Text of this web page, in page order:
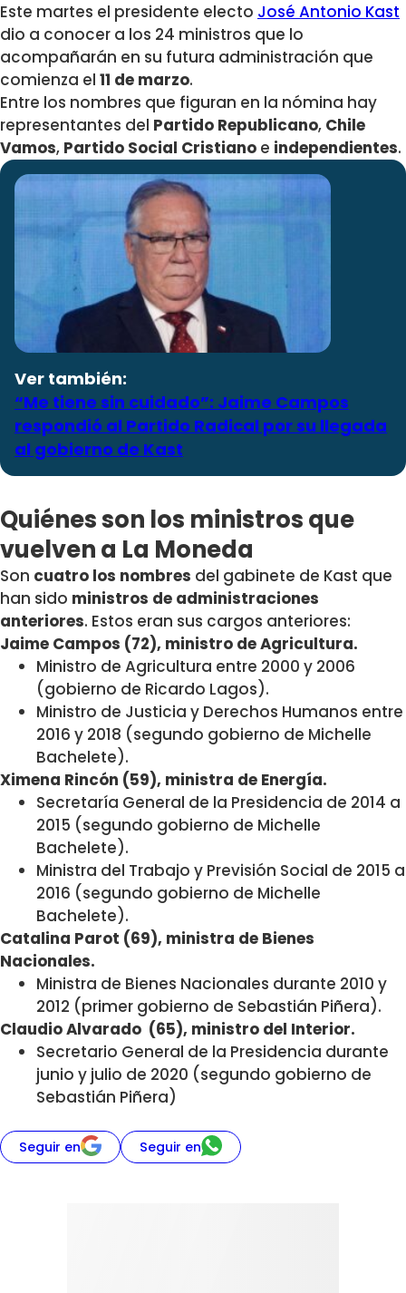
Este martes el presidente electo José Antonio Kast
dio a conocer a los 24 ministros que lo
acompañarán en su futura administración que
comienza el 11 de marzo.
Entre los nombres que figuran en la nómina hay
representantes del Partido Republicano, Chile
Vamos, Partido Social Cristiano e independientes.
Ver también:
“Me tiene sin cuidado”: Jaime Campos
respondió al Partido Radical por su llegada
al gobierno de Kast
Quiénes son los ministros que
vuelven a La Moneda
Son cuatro los nombres del gabinete de Kast que
han sido ministros de administraciones
anteriores. Estos eran sus cargos anteriores:
Jaime Campos (72), ministro de Agricultura.
Ministro de Agricultura entre 2000 y 2006
(gobierno de Ricardo Lagos).
Ministro de Justicia y Derechos Humanos entre
2016 y 2018 (segundo gobierno de Michelle
Bachelete).
Ximena Rincón (59), ministra de Energía.
Secretaría General de la Presidencia de 2014 a
2015 (segundo gobierno de Michelle
Bachelete).
Ministra del Trabajo y Previsión Social de 2015 a
2016 (segundo gobierno de Michelle
Bachelete).
Catalina Parot (69), ministra de Bienes
Nacionales.
Ministra de Bienes Nacionales durante 2010 y
2012 (primer gobierno de Sebastián Piñera).
Claudio Alvarado (65), ministro del Interior.
Secretario General de la Presidencia durante
junio y julio de 2020 (segundo gobierno de
Sebastián Piñera)
Seguir en Seguir en